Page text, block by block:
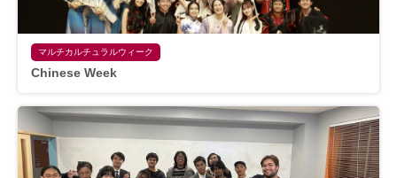
マルチカルチュラルウィーク
Chinese Week